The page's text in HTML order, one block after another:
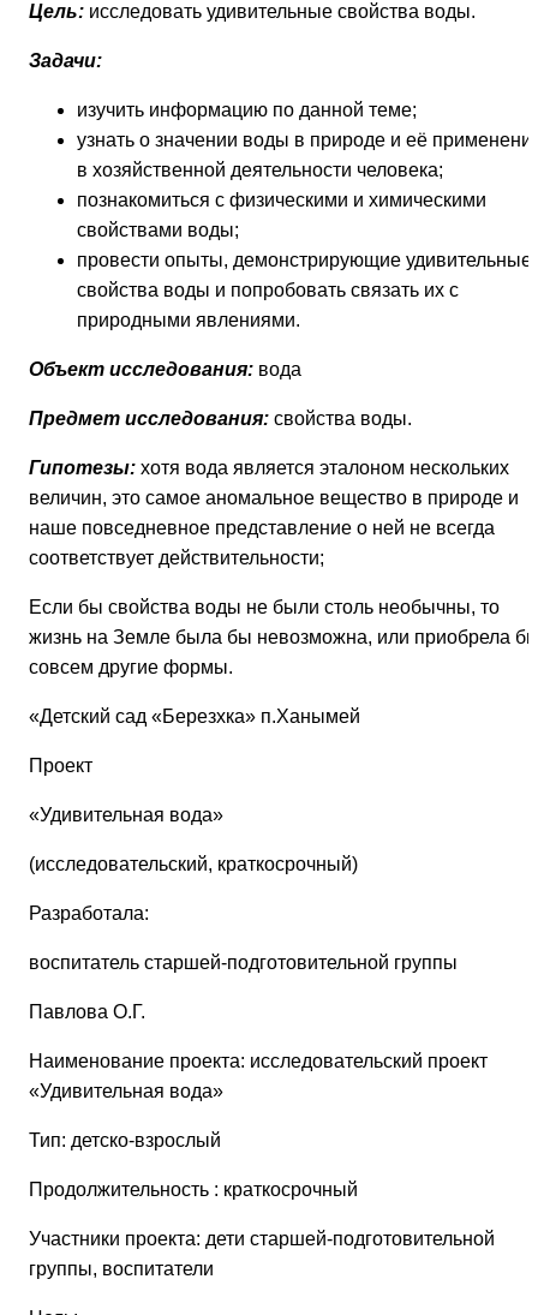
Цель: исследовать удивительные свойства воды.
Задачи:
изучить информацию по данной теме;
узнать о значении воды в природе и её
в хозяйственной деятельности человека;
познакомиться с физическими и химическими
свойствами воды;
провести опыты, демонстрирующие удивительные
свойства воды и попробовать связать их с
природными явлениями.
Объект исследования: вода
Предмет исследования: свойства воды.
Гипотезы: хотя вода является эталоном нескольких
величин, это самое аномальное вещество в природе и
наше повседневное представление о ней не всегда
соответствует действительности;
Если бы свойства воды не были столь необычны, то
жизнь на Земле была бы невозможна, или приобрела
совсем другие формы.
«Детский сад «Березхка» п.Ханымей
Проект
«Удивительная вода»
(исследовательский, краткосрочный)
Разработала:
воспитатель старшей-подготовительной группы
Павлова О.Г.
Наименование проекта: исследовательский проект
«Удивительная вода»
Тип: детско-взрослый
Продолжительность : краткосрочный
Участники проекта: дети старшей-подготовительной
группы, воспитатели